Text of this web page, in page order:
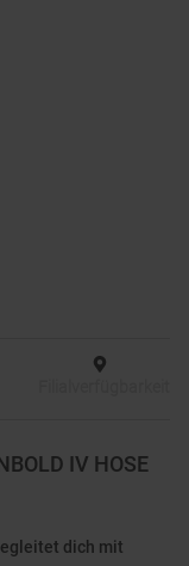
IV HOSE
dich mit